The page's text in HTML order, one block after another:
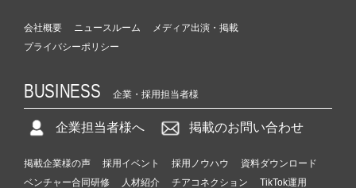
会社概要 ニュースルーム
メディア出演・掲載
プライバシーポリシー
BUSINESS 企業・採用担当者様
企業担当者様へ 掲載のお問い合わせ
掲載企業様の声 採用イベント 採用ノウハウ
資料ダウンロード
ベンチャー合同研修
人材紹介 チアコネクション TikTok運用